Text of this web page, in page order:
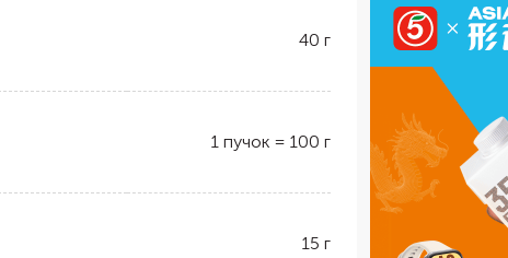
40 г
1 пучок = 100 г
15 г